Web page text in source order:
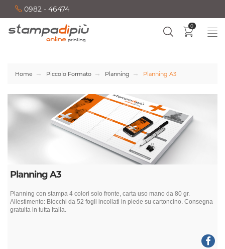
0982 - 46474
0
Home Piccolo Formato Planning Planning A3
Planning A3
Planning con stampa 4 colori solo fronte, carta uso mano da 80 gr.
Allestimento: Blocchi da 52 fogli incollati in piede su cartoncino. Consegna
gratuita in tutta Italia.